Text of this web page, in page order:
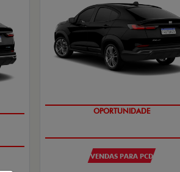
OPORTUNIDADE
VENDAS PARA PCD